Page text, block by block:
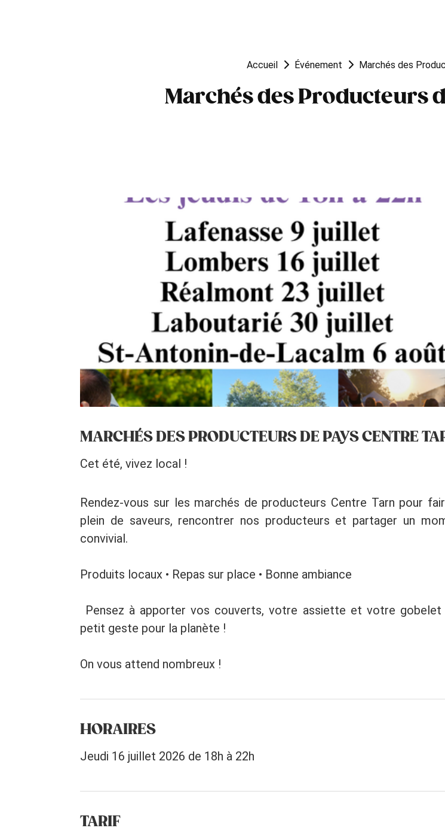
Accueil Événement Marchés des
Marchés des Producteurs
MARCHÉS DES PRODUCTEURS DE PAYS CENTRE
Cet été, vivez local !
Rendez-vous sur les marchés de producteurs Centre Tarn pour
plein de saveurs, rencontrer nos producteurs et partager un
convivial.
Produits locaux • Repas sur place • Bonne ambiance
Pensez à apporter vos couverts, votre assiette et votre gobelet
petit geste pour la planète !
On vous attend nombreux !
HORAIRES
Jeudi 16 juillet 2026 de 18h à 22h
TARIF